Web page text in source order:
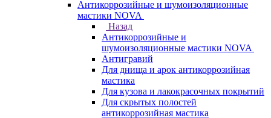
Антикоррозийные и шумоизоляционные
мастики NOVA
Назад
Антикоррозийные и
шумоизоляционные мастики NOVA
Антигравий
Для днища и арок антикоррозийная
мастика
Для кузова и лакокрасочных покрытий
Для скрытых полостей
антикоррозийная мастика